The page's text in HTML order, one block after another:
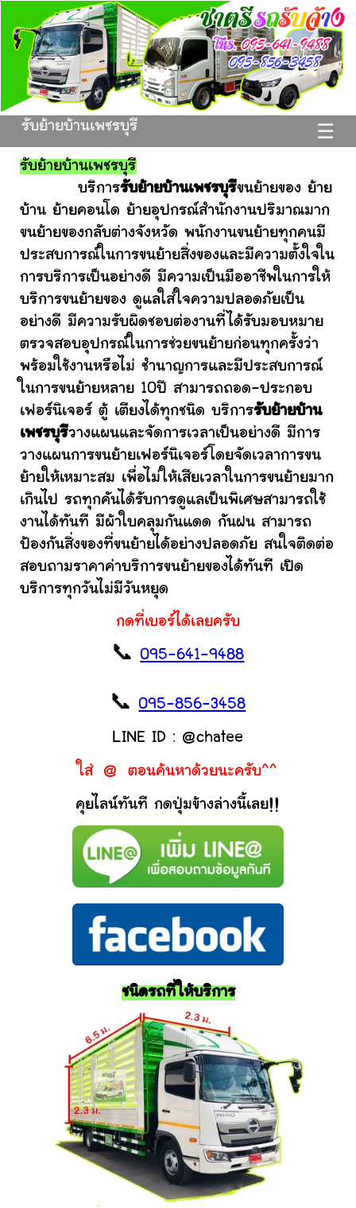
☰
รับย้ายบ้านเพชรบุรี
รับย้ายบ้านเพชรบุรี
บริการรับย้ายบ้านเพชรบุรีขนย้ายของ ย้าย
บ้าน ย้ายคอนโด ย้ายอุปกรณ์สำนักงานปริมาณมาก
ขนย้ายของกลับต่างจังหวัด พนักงานขนย้ายทุกคนมี
ประสบการณ์ในการขนย้ายสิ่งของและมีความตั้งใจใน
การบริการเป็นอย่างดี มีความเป็นมืออาชีพในการให้
บริการขนย้ายของ ดูแลใส่ใจความปลอดภัยเป็น
อย่างดี มีความรับผิดชอบต่องานที่ได้รับมอบหมาย
ตรวจสอบอุปกรณ์ในการช่วยขนย้ายก่อนทุกครั้งว่า
พร้อมใช้งานหรือไม่ ชำนาญการและมีประสบการณ์
ในการขนย้ายหลาย 10ปี สามารถถอด-ประกอบ
เฟอร์นิเจอร์ ตู้ เตียงได้ทุกชนิด บริการรับย้ายบ้าน
เพชรบุรีวางแผนและจัดการเวลาเป็นอย่างดี มีการ
วางแผนการขนย้ายเฟอร์นิเจอร์โดยจัดเวลาการขน
ย้ายให้เหมาะสม เพื่อไม่ให้เสียเวลาในการขนย้ายมาก
เกินไป รถทุกคันได้รับการดูแลเป็นพิเศษสามารถใช้
งานได้ทันที มีผ้าใบคลุมกันแดด กันฝน สามารถ
ป้องกันสิ่งของที่ขนย้ายได้อย่างปลอดภัย สนใจติดต่อ
สอบถามราคาค่าบริการขนย้ายของได้ทันที เปิด
บริการทุกวันไม่มีวันหยุด
กดที่เบอร์ได้เลยครับ
📞095-641-9488
📞095-856-3458
LINE ID : @chatee
ใส่ @ ตอนค้นหาด้วยนะครับ^^
คุยไลน์ทันที กดปุ่มข้างล่างนี้เลย!!
ชนิดรถที่ให้บริการ